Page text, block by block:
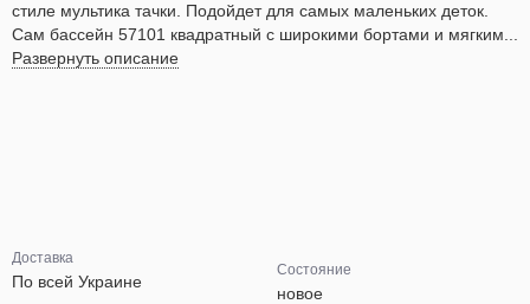
стиле мультика тачки. Подойдет для самых маленьких деток.
Сам бассейн 57101 квадратный с широкими бортами и мягким...
Развернуть описание
Доставка
По всей Украине
Состояние
новое